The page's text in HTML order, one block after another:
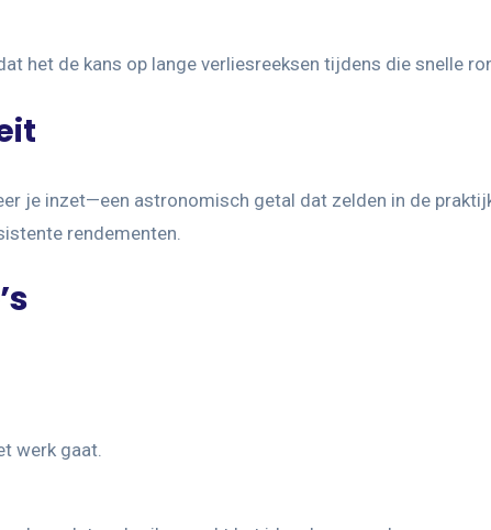
het de kans op lange verliesreeksen tijdens die snelle
je inzet—een astronomisch getal dat zelden in de
rendementen.
werk gaat.